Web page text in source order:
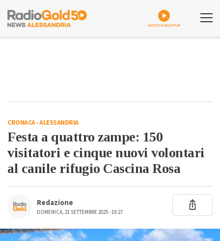
ASCOLTA GOLDPLAY
CRONACA-ALESSANDRIA
Festa a quattro zampe: 150
visitatori e cinque nuovi volontari
al canile rifugio Cascina Rosa
Redazione
DOMENICA, 21 SETTEMBRE 2025 - 19:27